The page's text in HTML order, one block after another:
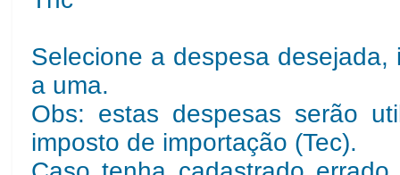
Selecione a despesa
a uma.
Obs: estas despesas serão
imposto de importação (Tec).